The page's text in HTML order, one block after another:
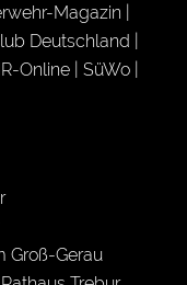
Magazin |
Deutschland |
Online | SüWo |
Groß-Gerau